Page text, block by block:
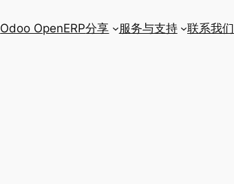
Odoo OpenERP分享 服务与支持 联系我们